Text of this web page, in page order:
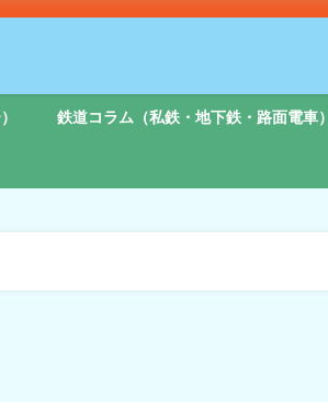
鉄道コラム（私鉄・地下鉄・路面電車）